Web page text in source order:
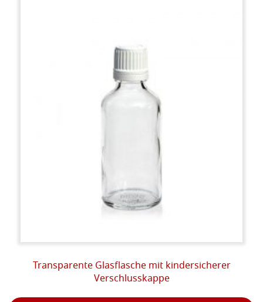
Transparente Glasflasche mit kindersicherer
Verschlusskappe